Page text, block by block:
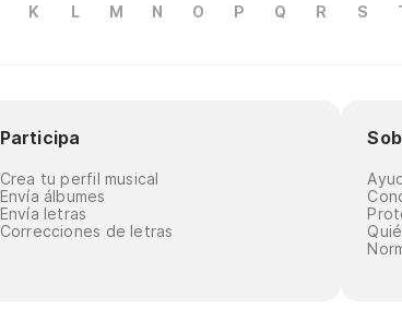
K L M N O P Q R S
Participa
Crea tu perfil musical
Envía álbumes
Envía letras
Correcciones de letras